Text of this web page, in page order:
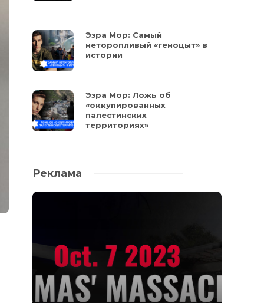
Эзра Мор: Самый
неторопливый «геноцыт» в
истории
Эзра Мор: Ложь об
«оккупированных
палестинских
территориях»
Реклама